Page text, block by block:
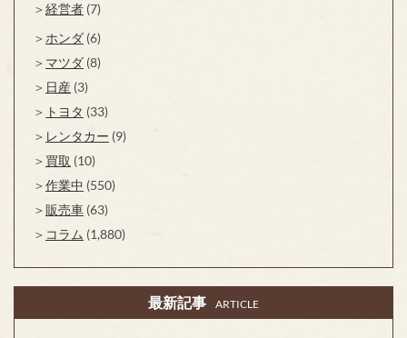
経営者 (7)
ホンダ (6)
マツダ (8)
日産 (3)
トヨタ (33)
レンタカー (9)
買取 (10)
作業中 (550)
販売車 (63)
コラム (1,880)
最新記事 ARTICLE